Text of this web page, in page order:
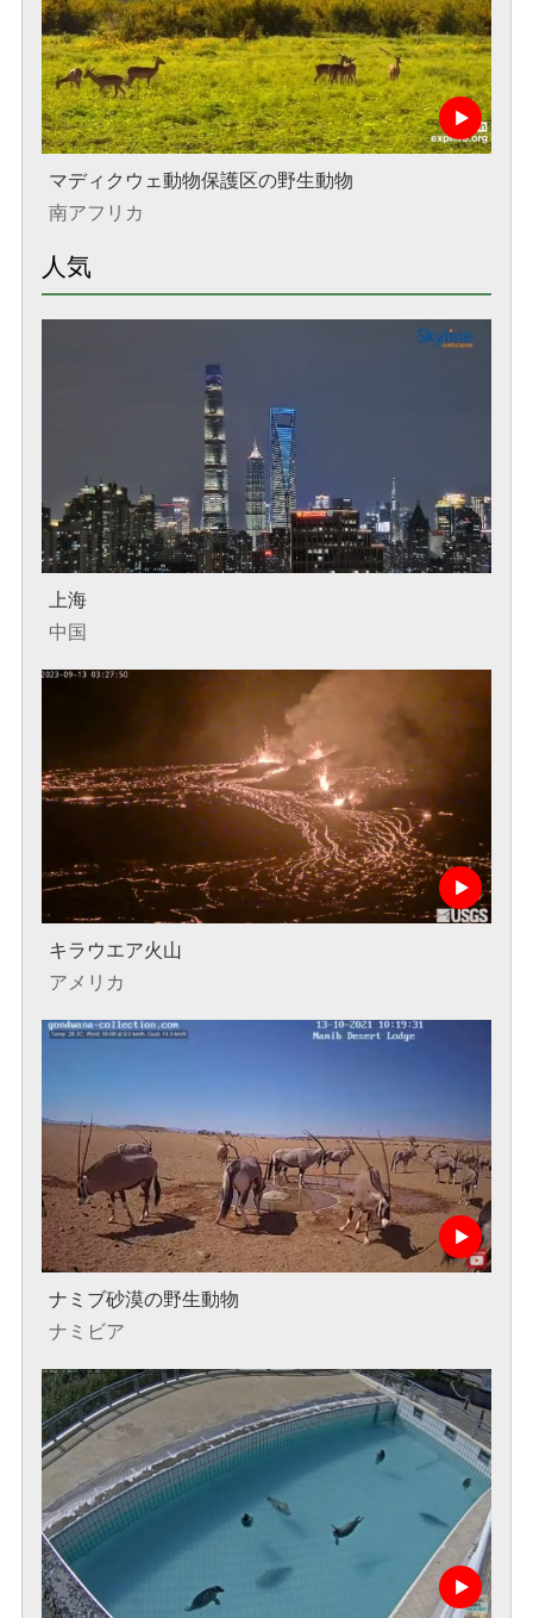
マディクウェ動物保護区の野生動物
南アフリカ
人気
上海
中国
キラウエア火山
アメリカ
ナミブ砂漠の野生動物
ナミビア